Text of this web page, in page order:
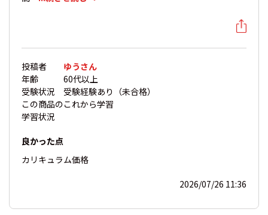
投稿者
ゆうさん
年齢
60代以上
受験状況
受験経験あり（未合格）
この商品の
学習状況
これから学習
良かった点
カリキュラム価格
2026/07/26 11:36